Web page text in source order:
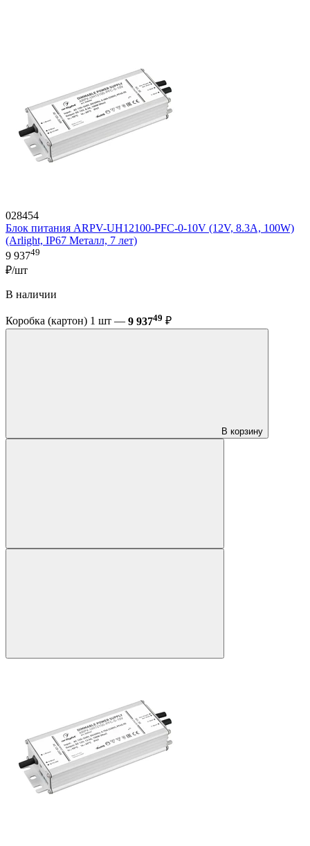
028454
Блок питания ARPV-UH12100-PFC-0-10V (12V, 8.3A, 100W)
(Arlight, IP67 Металл, 7 лет)
9 93749
₽/шт
В наличии
Коробка (картон) 1 шт — 9 93749 ₽
В корзину